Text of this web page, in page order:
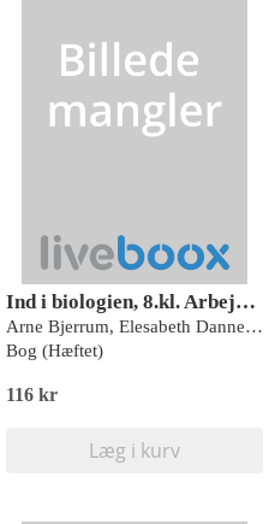
Ind i biologien, 8.kl. Arbejdsbog
Arne Bjerrum, Elesabeth Dannesboe, Finn Sandby Hansen, Mogens Riis
Bog (Hæftet)
116 kr
Læg i kurv